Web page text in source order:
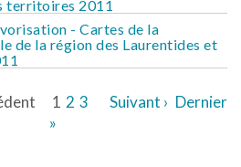
territoires 2011
- Cartes de la
de la région des Laurentides et
1 2 3 Suivant › Dernier
»